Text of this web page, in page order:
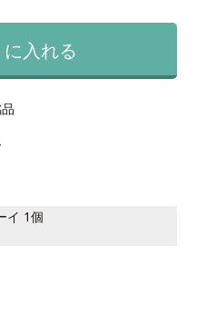
入れる
イ 1個